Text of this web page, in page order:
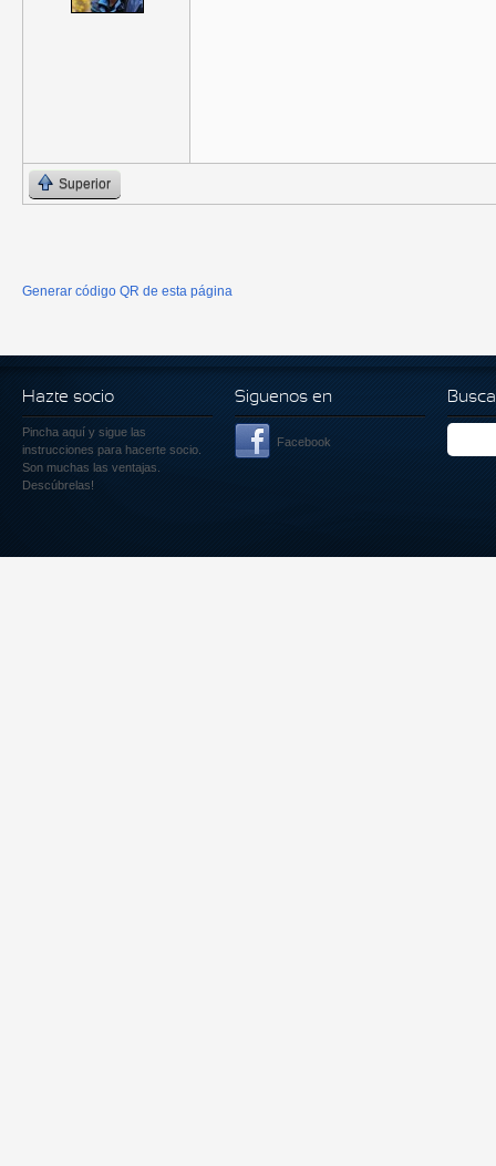
Superior
Generar código QR de esta página
Hazte socio
Pincha aquí y sigue las
instrucciones para hacerte socio.
Son muchas las ventajas.
Descúbrelas!
Siguenos en
Facebook